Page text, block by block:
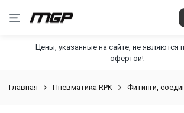
Цены, указанные на сайте, не являются
офертой!
Главная Пневматика RPK Фитинги,